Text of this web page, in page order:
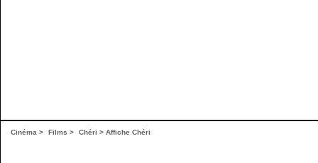
Cinéma > Films > Chéri > Affiche Chéri